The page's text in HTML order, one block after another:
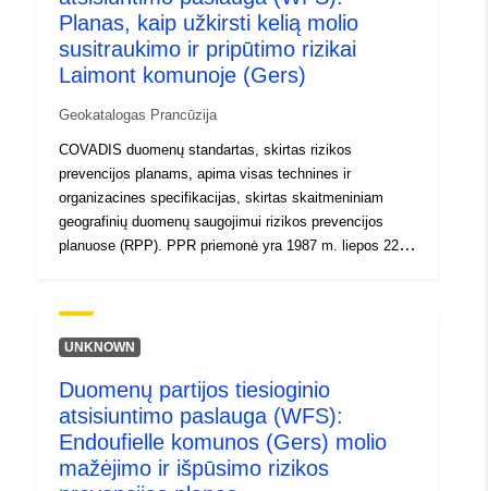
Planas, kaip užkirsti kelią molio
susitraukimo ir pripūtimo rizikai
Laimont komunoje (Gers)
Geokatalogas Prancūzija
COVADIS duomenų standartas, skirtas rizikos
prevencijos planams, apima visas technines ir
organizacines specifikacijas, skirtas skaitmeniniam
geografinių duomenų saugojimui rizikos prevencijos
planuose (RPP). PPR priemonė yra 1987 m. liepos 22 d.
RPP kūrimą atsako valstybė. Sprendimą priima
prefektas.
UNKNOWN
Duomenų partijos tiesioginio
atsisiuntimo paslauga (WFS):
Endoufielle komunos (Gers) molio
mažėjimo ir išpūsimo rizikos